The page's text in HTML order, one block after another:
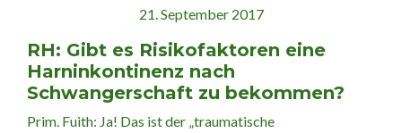
21. September 2017
RH: Gibt es Risikofaktoren eine
Harninkontinenz nach
Schwangerschaft zu bekommen?
Prim. Fuith: Ja! Das ist der „traumatische